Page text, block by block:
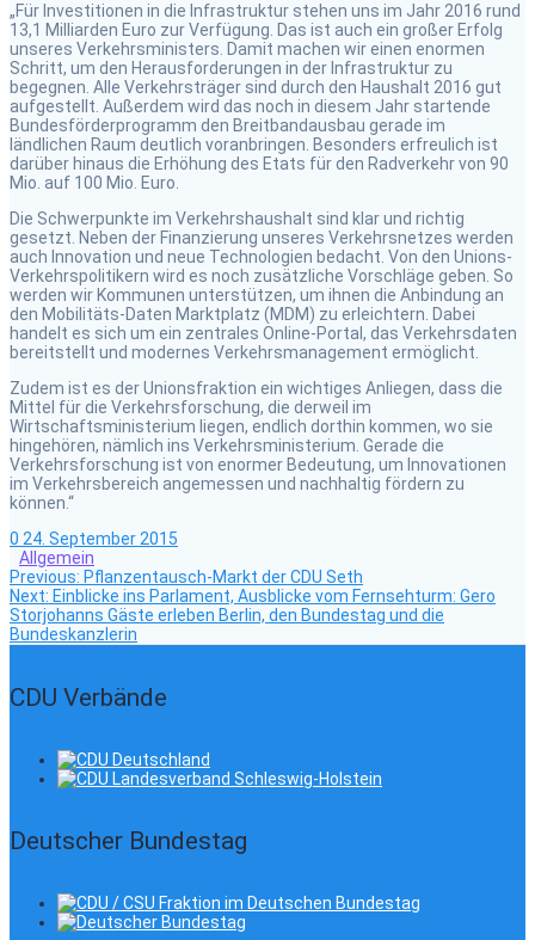
„Für Investitionen in die Infrastruktur stehen uns im Jahr 2016 rund
13,1 Milliarden Euro zur Verfügung. Das ist auch ein großer Erfolg
unseres Verkehrsministers. Damit machen wir einen enormen
Schritt, um den Herausforderungen in der Infrastruktur zu
begegnen. Alle Verkehrsträger sind durch den Haushalt 2016 gut
aufgestellt. Außerdem wird das noch in diesem Jahr startende
Bundesförderprogramm den Breitbandausbau gerade im
ländlichen Raum deutlich voranbringen. Besonders erfreulich ist
darüber hinaus die Erhöhung des Etats für den Radverkehr von 90
Mio. auf 100 Mio. Euro.
Die Schwerpunkte im Verkehrshaushalt sind klar und richtig
gesetzt. Neben der Finanzierung unseres Verkehrsnetzes werden
auch Innovation und neue Technologien bedacht. Von den Unions-
Verkehrspolitikern wird es noch zusätzliche Vorschläge geben. So
werden wir Kommunen unterstützen, um ihnen die Anbindung an
den Mobilitäts-Daten Marktplatz (MDM) zu erleichtern. Dabei
handelt es sich um ein zentrales Online-Portal, das Verkehrsdaten
bereitstellt und modernes Verkehrsmanagement ermöglicht.
Zudem ist es der Unionsfraktion ein wichtiges Anliegen, dass die
Mittel für die Verkehrsforschung, die derweil im
Wirtschaftsministerium liegen, endlich dorthin kommen, wo sie
hingehören, nämlich ins Verkehrsministerium. Gerade die
Verkehrsforschung ist von enormer Bedeutung, um Innovationen
im Verkehrsbereich angemessen und nachhaltig fördern zu
können.“
0 24. September 2015
Allgemein
Beitragsnavigation
Previous: Previous
post:
Pflanzentausch-Markt der CDU Seth
Next: Next
post:
Einblicke ins Parlament, Ausblicke vom Fernsehturm: Gero
Storjohanns Gäste erleben Berlin, den Bundestag und die
Bundeskanzlerin
CDU Verbände
Deutscher Bundestag